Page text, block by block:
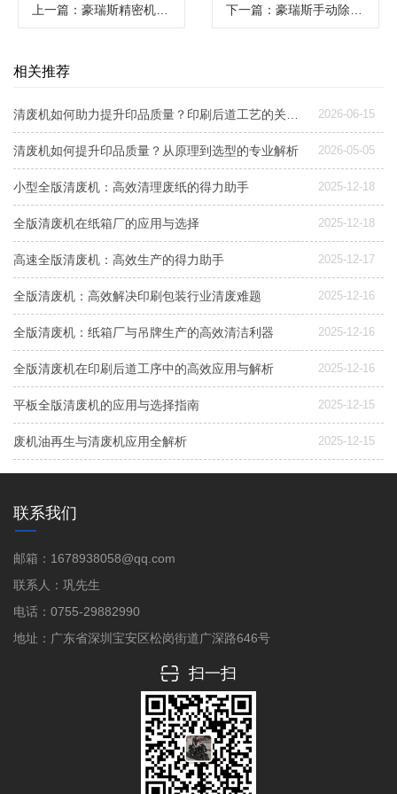
上一篇 ：豪瑞斯精密机械数控脱标清废机解析 下一篇 ：豪瑞斯手动除废机在精密机械中的应用与维护指南
相关推荐
2026-06-15
清废机如何提升印品质量？从原理到选型的专业解析 2026-05-05
小型全版清废机：高效清理废纸的得力助手 2025-12-18
全版清废机在纸箱厂的应用与选择 2025-12-18
高速全版清废机：高效生产的得力助手 2025-12-17
全版清废机：高效解决印刷包装行业清废难题 2025-12-16
全版清废机：纸箱厂与吊牌生产的高效清洁利器 2025-12-16
全版清废机在印刷后道工序中的高效应用与解析 2025-12-16
平板全版清废机的应用与选择指南 2025-12-15
废机油再生与清废机应用全解析 2025-12-15
联系我们
邮箱：1678938058@qq.com
联系人：巩先生
电话：0755-29882990
地址：广东省深圳宝安区松岗街道广深路646号
扫一扫